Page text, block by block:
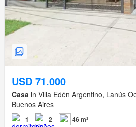
USD 71.000
Casa in Villa Edén Argentino, Lanús
Buenos Aires
1 2 46 m²